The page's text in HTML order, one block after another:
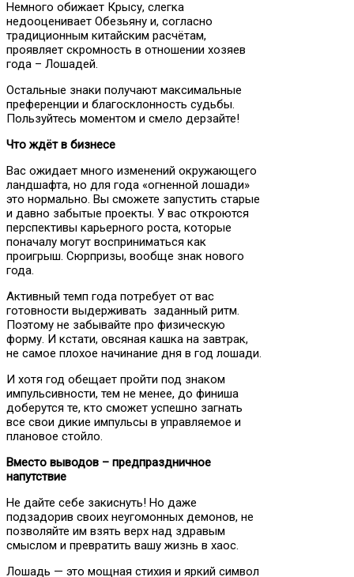
Немного обижает Крысу, слегка
недооценивает Обезьяну и, согласно
традиционным китайским расчётам,
проявляет скромность в отношении хозяев
года – Лошадей.
Остальные знаки получают максимальные
преференции и благосклонность судьбы.
Пользуйтесь моментом и смело дерзайте!
Что ждёт в бизнесе
Вас ожидает много изменений окружающего
ландшафта, но для года «огненной лошади»
это нормально. Вы сможете запустить старые
и давно забытые проекты. У вас откроются
перспективы карьерного роста, которые
поначалу могут восприниматься как
проигрыш. Сюрпризы, вообще знак нового
года.
Активный темп года потребует от вас
готовности выдерживать заданный ритм.
Поэтому не забывайте про физическую
форму. И кстати, овсяная кашка на завтрак,
не самое плохое начинание дня в год лошади.
И хотя год обещает пройти под знаком
импульсивности, тем не менее, до финиша
доберутся те, кто сможет успешно загнать
все свои дикие импульсы в управляемое и
плановое стойло.
Вместо выводов – предпраздничное
напутствие
Не дайте себе закиснуть! Но даже
подзадорив своих неугомонных демонов, не
позволяйте им взять верх над здравым
смыслом и превратить вашу жизнь в хаос.
Лошадь — это мощная стихия и яркий символ